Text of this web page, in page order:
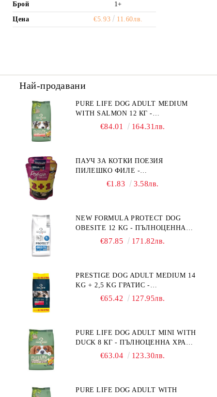
Брой 1+
Цена €5.93 11.60лв.
Най-продавани
PURE LIFE DOG ADULT MEDIUM
WITH SALMON 12 КГ -
ПЪЛНОЦЕННА ХРАНА ЗА
БЕЗ ЗЪРНО, БЕЗ ГЛУТЕН.
ПРОИЗВЕДЕНА ВЪВ ФРАНЦИЯ.
€84.01 164.31лв.
ПАУЧ ЗА КОТКИ ПОЕЗИЯ
ПИЛЕШКО ФИЛЕ -
ПРОМОКОМПЛЕКТ 3 БР.
€1.83 3.58лв.
NEW FORMULA PROTECT DOG
OBESITE 12 KG - ПЪЛНОЦЕННА
ДИЕТИЧНА ХРАНА ЗА КУЧЕТА
"РЕГУЛИРАНЕ НА ВНОСА НА
ГЛЮКОЗА (DIABETES MELLITUS)."
€87.85 171.82лв.
PRESTIGE DOG ADULT MEDIUM 14
KG + 2,5 KG ГРАТИС -
ПЪЛНОЦЕННА ХРАНА ЗА
€65.42 127.95лв.
PURE LIFE DOG ADULT MINI WITH
DUCK 8 КГ - ПЪЛНОЦЕННА ХРАНА
ЗА ПОРАСНАЛИ КУЧЕТА ОТ
ГЛУТЕН. ПРОИЗВЕДЕНА ВЪВ
€63.04 123.30лв.
PURE LIFE DOG ADULT WITH